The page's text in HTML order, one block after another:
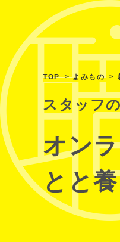
TOP よみもの
スタッフ
オン
とと